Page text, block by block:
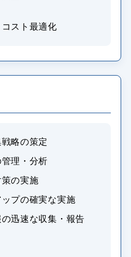
スト最適化
略の策定
理・分析
の実施
プの確実な実施
迅速な収集・報告